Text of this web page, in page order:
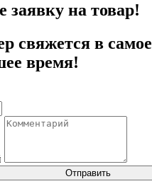
заявку на товар!
свяжется в самое
время!
Отправить